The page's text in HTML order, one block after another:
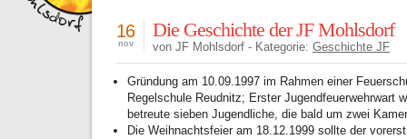
Die Geschichte der JF Mohlsdorf
16
nov von JF Mohlsdorf - Kategorie: Geschichte JF
Gründung am 10.09.1997 im Rahmen einer
Regelschule Reudnitz; Erster Jugendfeuerwehrwart
betreute sieben Jugendliche, die bald um zwei
Die Weihnachtsfeier am 18.12.1999 sollte der